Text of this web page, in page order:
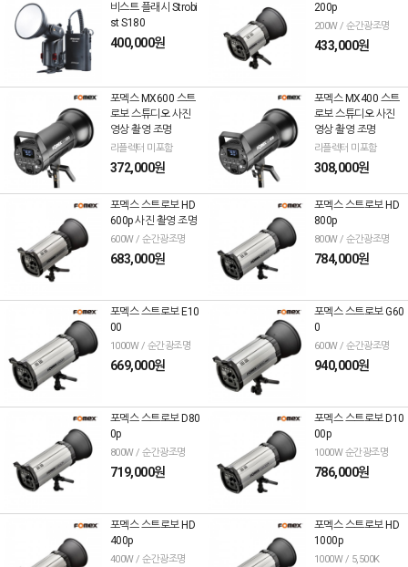
비스트 플래시 Strobi
st S180
400,000원
200p
200W / 순간광조명
433,000원
포멕스 MX600 스트
로보 스튜디오 사진
영상 촬영 조명
리플렉터 미포함
372,000원
포멕스 MX400 스트
로보 스튜디오 사진
영상 촬영 조명
리플렉터 미포함
308,000원
포멕스 스트로보 HD
600p 사진 촬영 조명
600W / 순간광조명
683,000원
포멕스 스트로보 HD
800p
800W / 순간광조명
784,000원
포멕스 스트로보 E10
00
1000W / 순간광조명
669,000원
포멕스 스트로보 G60
0
600W / 순간광조명
940,000원
포멕스 스트로보 D80
0p
800W / 순간광조명
719,000원
포멕스 스트로보 D10
00p
1000W 순간광조명
786,000원
포멕스 스트로보 HD
400p
400W / 순간광조명
포멕스 스트로보 HD
1000p
1000W / 5,500K